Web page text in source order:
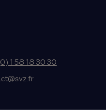
1 58 18 30 30